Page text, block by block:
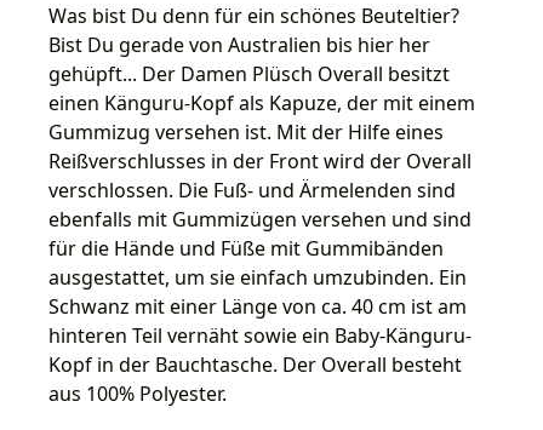
Was bist Du denn für ein schönes Beuteltier?
Bist Du gerade von Australien bis hier her
gehüpft... Der Damen Plüsch Overall besitzt
einen Känguru-Kopf als Kapuze, der mit einem
Gummizug versehen ist. Mit der Hilfe eines
Reißverschlusses in der Front wird der Overall
verschlossen. Die Fuß- und Ärmelenden sind
ebenfalls mit Gummizügen versehen und sind
für die Hände und Füße mit Gummibänden
ausgestattet, um sie einfach umzubinden. Ein
Schwanz mit einer Länge von ca. 40 cm ist am
hinteren Teil vernäht sowie ein Baby-Känguru-
Kopf in der Bauchtasche. Der Overall besteht
aus 100% Polyester.